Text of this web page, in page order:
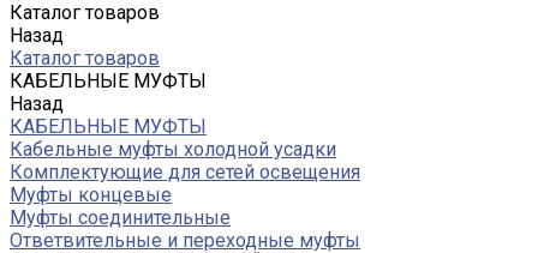
Каталог товаров
Назад
Каталог товаров
КАБЕЛЬНЫЕ МУФТЫ
Назад
КАБЕЛЬНЫЕ МУФТЫ
Кабельные муфты холодной усадки
Комплектующие для сетей освещения
Муфты концевые
Муфты соединительные
Ответвительные и переходные муфты